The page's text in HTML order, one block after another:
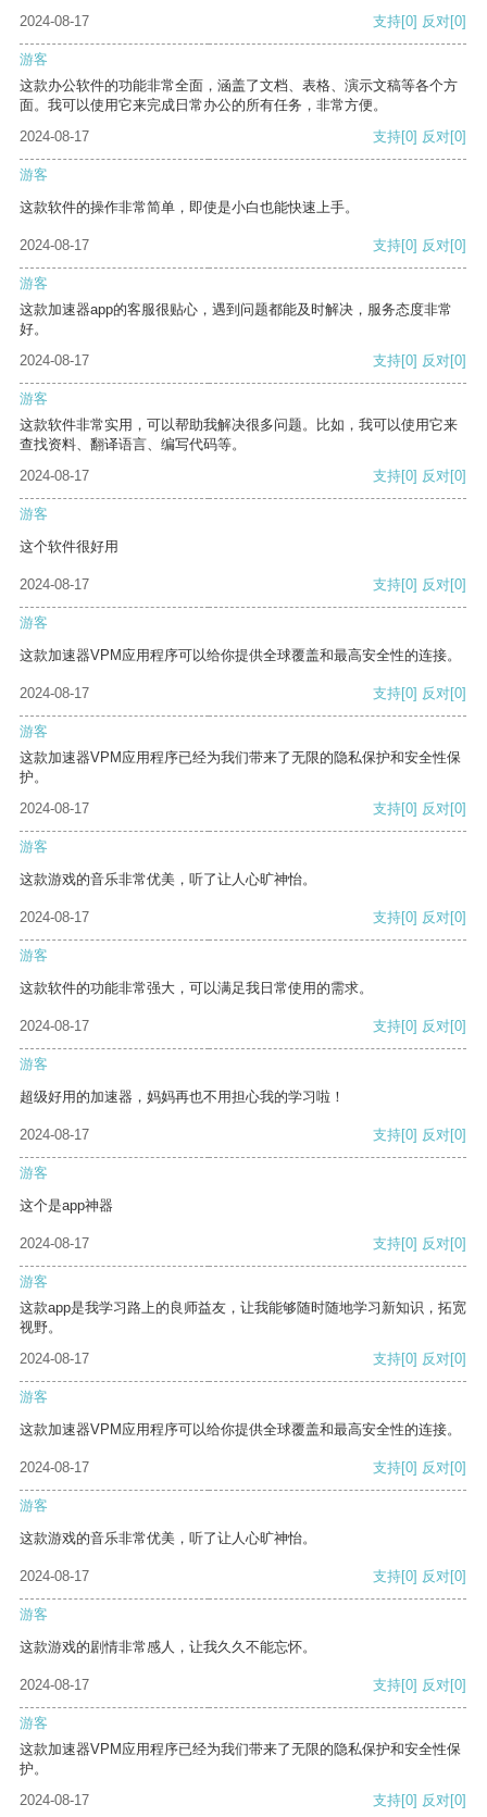
2024-08-17
支持[0] 反对[0]
游客
这款办公软件的功能非常全面，涵盖了文档、表格、演示文稿等各个方
面。我可以使用它来完成日常办公的所有任务，非常方便。
2024-08-17
支持[0] 反对[0]
游客
这款软件的操作非常简单，即使是小白也能快速上手。
2024-08-17 支持[0] 反对[0]
游客
这款加速器app的客服很贴心，遇到问题都能及时解决，服务态度非常
好。
2024-08-17
支持[0] 反对[0]
游客
这款软件非常实用，可以帮助我解决很多问题。比如，我可以使用它来
查找资料、翻译语言、编写代码等。
2024-08-17
支持[0] 反对[0]
游客
这个软件很好用
2024-08-17 支持[0] 反对[0]
游客
这款加速器VPM应用程序可以给你提供全球覆盖和最高安全性的连接。
2024-08-17 支持[0] 反对[0]
游客
这款加速器VPM应用程序已经为我们带来了无限的隐私保护和安全性保
护。
2024-08-17
支持[0] 反对[0]
游客
这款游戏的音乐非常优美，听了让人心旷神怡。
2024-08-17 支持[0] 反对[0]
游客
这款软件的功能非常强大，可以满足我日常使用的需求。
2024-08-17 支持[0] 反对[0]
游客
超级好用的加速器，妈妈再也不用担心我的学习啦！
2024-08-17 支持[0] 反对[0]
游客
这个是app神器
2024-08-17 支持[0] 反对[0]
游客
这款app是我学习路上的良师益友，让我能够随时随地学习新知识，拓宽
视野。
2024-08-17
支持[0] 反对[0]
游客
这款加速器VPM应用程序可以给你提供全球覆盖和最高安全性的连接。
2024-08-17 支持[0] 反对[0]
游客
这款游戏的音乐非常优美，听了让人心旷神怡。
2024-08-17 支持[0] 反对[0]
游客
这款游戏的剧情非常感人，让我久久不能忘怀。
2024-08-17 支持[0] 反对[0]
游客
这款加速器VPM应用程序已经为我们带来了无限的隐私保护和安全性保
护。
2024-08-17
支持[0] 反对[0]